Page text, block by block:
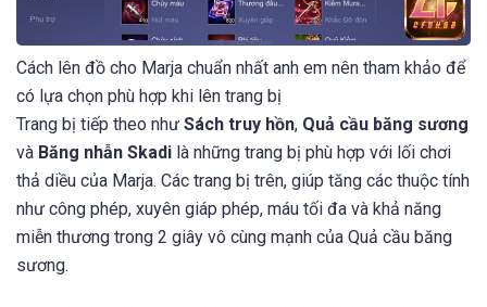
Cách lên đồ cho Marja chuẩn nhất anh em nên tham khảo để
có lựa chọn phù hợp khi lên trang bị
Trang bị tiếp theo như Sách truy hồn, Quả cầu băng sương
và Băng nhẫn Skadi là những trang bị phù hợp với lối chơi
thả diều của Marja. Các trang bị trên, giúp tăng các thuộc tính
như công phép, xuyên giáp phép, máu tối đa và khả năng
miễn thương trong 2 giây vô cùng mạnh của Quả cầu băng
sương.